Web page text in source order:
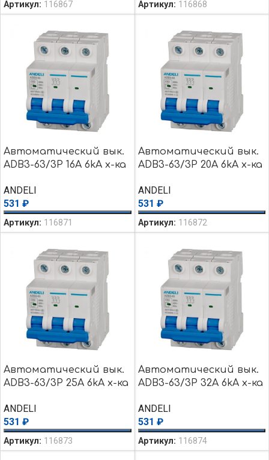
Артикул: 116867 Артикул: 116868
Автоматический вык.
ADB3-63/3P 16A 6kA х-ка
ANDELI
531 ₽
Артикул: 116871
Автоматический вык.
ADB3-63/3P 20A 6kA х-ка
ANDELI
531 ₽
Артикул: 116872
Автоматический вык.
ADB3-63/3P 25A 6kA х-ка
ANDELI
531 ₽
Артикул: 116873
Автоматический вык.
ADB3-63/3P 32A 6kA х-ка
ANDELI
531 ₽
Артикул: 116874